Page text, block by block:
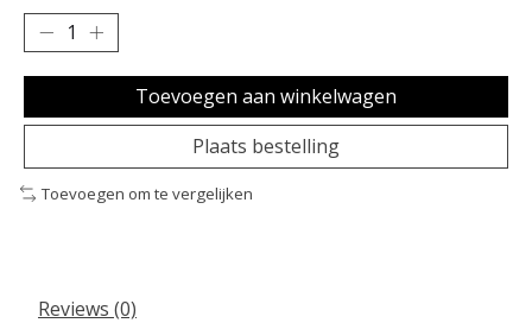
Toevoegen aan winkelwagen
Plaats bestelling
Toevoegen om te vergelijken
Reviews (0)